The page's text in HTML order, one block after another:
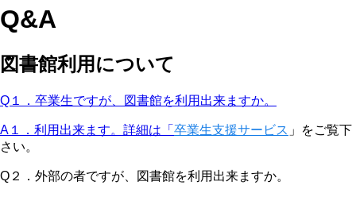
Q&A
図書館利用について
Q１．卒業生ですが、図書館を利用出来ますか。
A１．利用出来ます。詳細は「 卒業生支援サービス 」をご覧下
さい。
Q２．外部の者ですが、図書館を利用出来ますか。